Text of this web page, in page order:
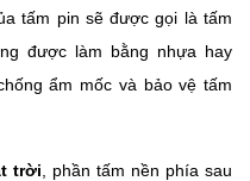
tấm pin sẽ được gọi là tấm
được làm bằng nhựa hay
ẩm mốc và bảo vệ tấm
trời , phần tấm nền phía sau